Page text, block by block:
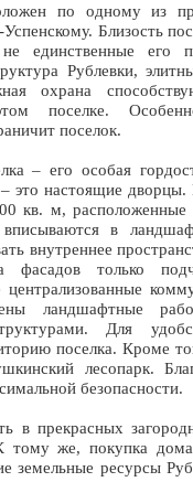
по одному из
Близость
единственные его
Рублевки,
охрана
поселке.
поселок.
– его особая
это настоящие дворцы.
кв. м, расположенные
в
внутреннее
фасадов только
ландшафтные
Для
поселка. Кроме
лесопарк.
безопасности.
прекрасных
же, покупка
земельные ресурсы